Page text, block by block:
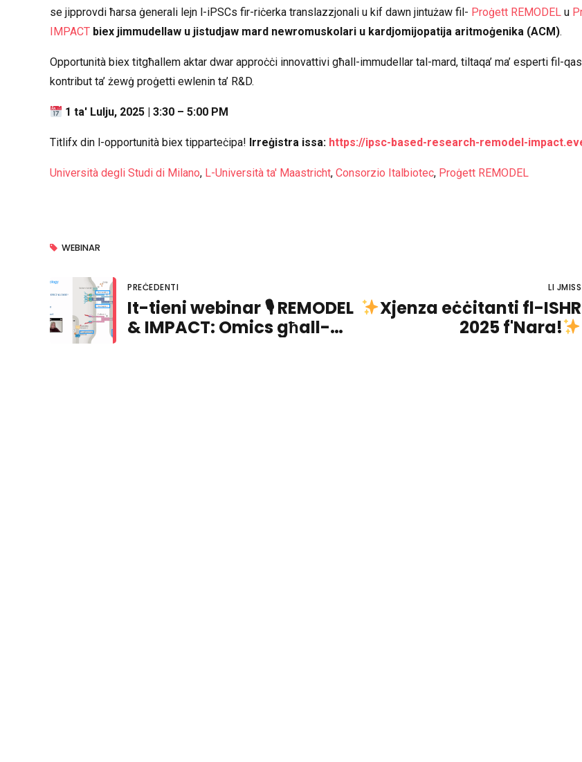
se jipprovdi ħarsa ġenerali lejn l-iPSCs fir-riċerka translazzjonali u kif dawn jintużaw fil- Proġett REMODEL u
IMPACT biex jimmudellaw u jistudjaw mard newromuskolari u kardjomijopatija aritmoġenika (ACM).
Opportunità biex titgħallem aktar dwar approċċi innovattivi għall-immudellar tal-mard, tiltaqa’ ma’ esperti fil-
kontribut ta’ żewġ proġetti ewlenin ta’ R&D.
1 ta' Lulju, 2025 | 3:30 – 5:00 PM
Titlifx din l-opportunità biex tipparteċipa! Irreġistra issa: https://ipsc-based-research-remodel-
Università degli Studi di Milano, L-Università ta' Maastricht, Consorzio Italbiotec, Proġett REMODEL
WEBINAR
PREĊEDENTI
It-tieni webinar 🎙 REMODEL
& IMPACT: Omics għall-
LI JMISS
Xjenza eċċitanti fl-ISHR
2025 f'Nara!